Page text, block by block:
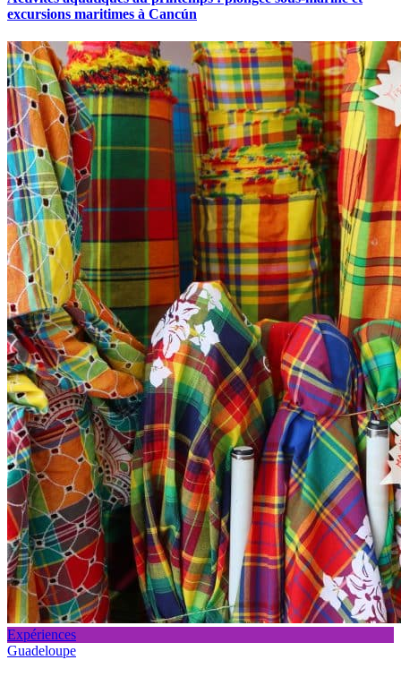
excursions maritimes à Cancún
Expériences
Guadeloupe